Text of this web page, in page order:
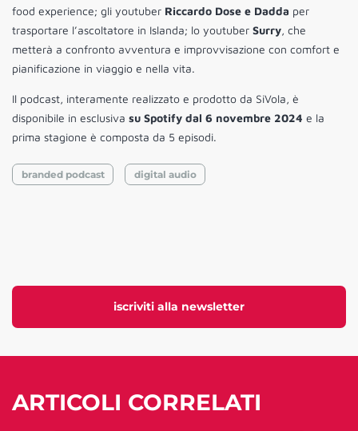
iscriviti alla newsletter
food experience; gli youtuber Riccardo Dose e Dadda per
trasportare l’ascoltatore in Islanda; lo youtuber Surry, che
metterà a confronto avventura e improvvisazione con comfort e
pianificazione in viaggio e nella vita.
Il podcast, interamente realizzato e prodotto da SiVola, è
disponibile in esclusiva su Spotify dal 6 novembre 2024 e la
prima stagione è composta da 5 episodi.
branded podcast digital audio
ARTICOLI CORRELATI